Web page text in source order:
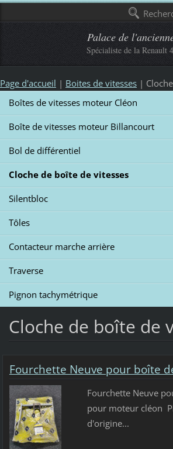
Palace de
Spécialiste de la Renault
Page d'accueil | Boites de vitesses |
Boîtes de vitesses moteur Cléon
Boîte de vitesses moteur Billancourt
Bol de différentiel
Cloche de boîte de vitesses
Silentbloc
Tôles
Contacteur marche arrière
Traverse
Pignon tachymétrique
Cloche de boîte de
Fourchette Neuve pour boîte
Fourchette Neuve
pour moteur cléon
d'origine...